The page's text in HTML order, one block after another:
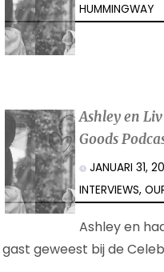
HUMMINGWAY
Ashley en
Goods
JANUARI 31,
INTERVIEWS,
Ashley en
gast geweest bij de